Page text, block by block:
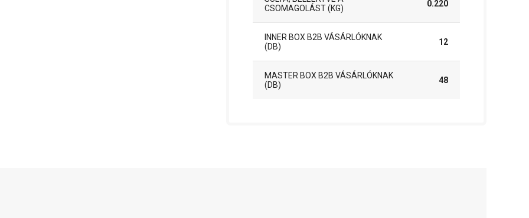
CSOMAGOLÁST (KG)
0.220
INNER BOX B2B VÁSÁRLÓKNAK
(DB)
12
MASTER BOX B2B VÁSÁRLÓKNAK
(DB)
48